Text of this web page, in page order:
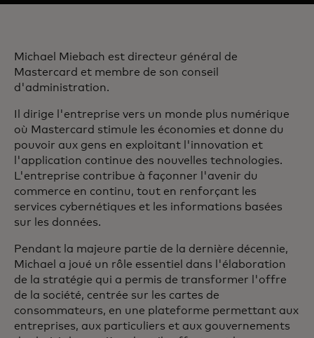
Michael Miebach est directeur général de
Mastercard et membre de son conseil
d'administration.
Il dirige l'entreprise vers un monde plus numérique
où Mastercard stimule les économies et donne du
pouvoir aux gens en exploitant l'innovation et
l'application continue des nouvelles technologies.
L'entreprise contribue à façonner l'avenir du
commerce en continu, tout en renforçant les
services cybernétiques et les informations basées
sur les données.
Pendant la majeure partie de la dernière décennie,
Michael a joué un rôle essentiel dans l'élaboration
de la stratégie qui a permis de transformer l'offre
de la société, centrée sur les cartes de
consommateurs, en une plateforme permettant aux
entreprises, aux particuliers et aux gouvernements